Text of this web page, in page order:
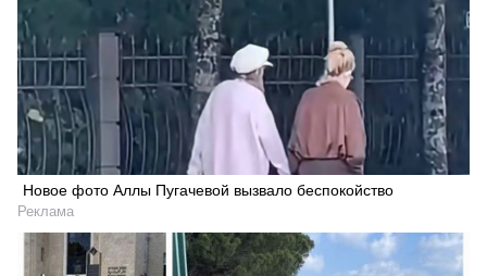
Новое фото Аллы Пугачевой вызвало беспокойство
Реклама